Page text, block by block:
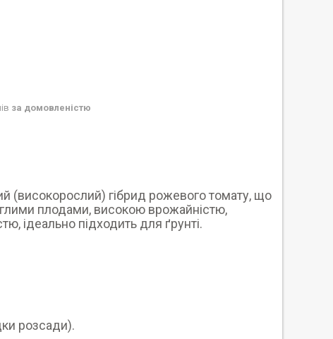
за домовленістю
(високорослий) гібрид рожевого томату, що
плодами, високою врожайністю,
ідеально підходить для ґрунті.
розсади).